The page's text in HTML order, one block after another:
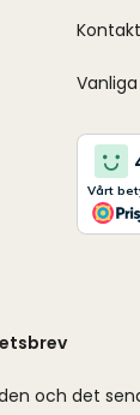
och det